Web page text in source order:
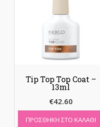
Tip Top Top Coat –
13ml
€42.60
ΠΡΟΣΘΉΚΗ ΣΤΟ ΚΑΛΆΘΙ